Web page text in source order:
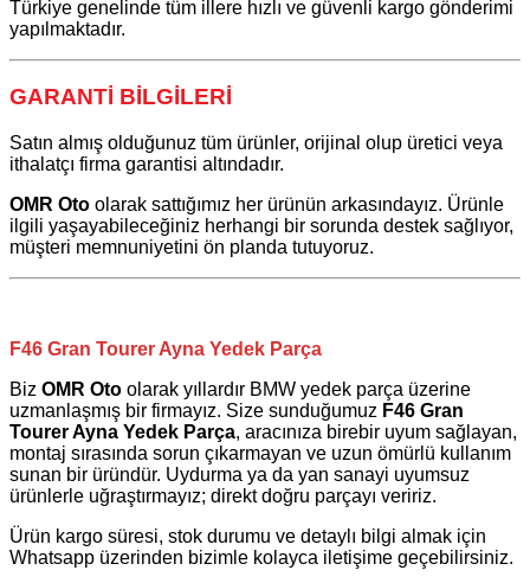
Türkiye genelinde tüm illere hızlı ve güvenli kargo gönderimi
yapılmaktadır.
GARANTİ BİLGİLERİ
Satın almış olduğunuz tüm ürünler, orijinal olup üretici veya
ithalatçı firma garantisi altındadır.
OMR Oto olarak sattığımız her ürünün arkasındayız. Ürünle
ilgili yaşayabileceğiniz herhangi bir sorunda destek sağlıyor,
müşteri memnuniyetini ön planda tutuyoruz.
F46 Gran Tourer Ayna Yedek Parça
Biz OMR Oto olarak yıllardır BMW yedek parça üzerine
uzmanlaşmış bir firmayız. Size sunduğumuz F46 Gran
Tourer Ayna Yedek Parça, aracınıza birebir uyum sağlayan,
montaj sırasında sorun çıkarmayan ve uzun ömürlü kullanım
sunan bir üründür. Uydurma ya da yan sanayi uyumsuz
ürünlerle uğraştırmayız; direkt doğru parçayı veririz.
Ürün kargo süresi, stok durumu ve detaylı bilgi almak için
Whatsapp üzerinden bizimle kolayca iletişime geçebilirsiniz.